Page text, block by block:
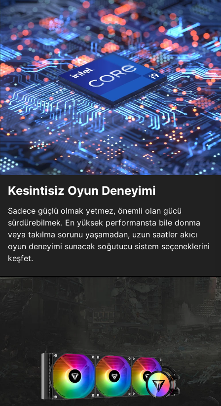
Kesintisiz Oyun Deneyimi
Sadece güçlü olmak yetmez, önemli olan gücü
sürdürebilmek. En yüksek performansta bile donma
veya takılma sorunu yaşamadan, uzun saatler akıcı
oyun deneyimi sunacak soğutucu sistem seçeneklerini
keşfet.